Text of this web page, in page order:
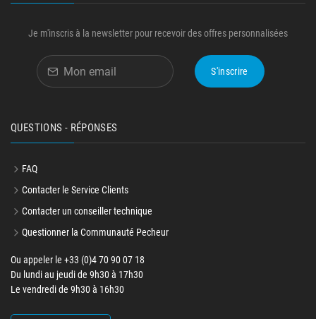
Je m'inscris à la newsletter pour recevoir des offres personnalisées
S'inscrire
QUESTIONS - RÉPONSES
FAQ
Contacter le Service Clients
Contacter un conseiller technique
Questionner la Communauté Pecheur
Ou appeler le +33 (0)4 70 90 07 18
Du lundi au jeudi de 9h30 à 17h30
Le vendredi de 9h30 à 16h30